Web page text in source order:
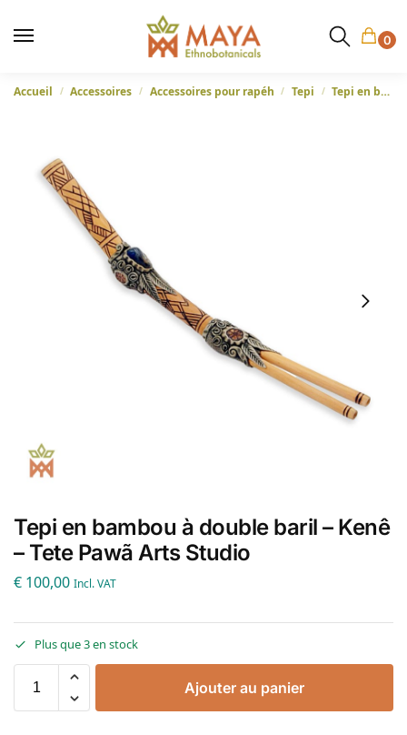
0
Accueil / Accessoires / Accessoires pour rapéh / Tepi / Tepi en bambou à double baril – Kenê – Tete Pawã Arts Studio
Tepi en bambou à double baril – Kenê
– Tete Pawã Arts Studio
€ 100,00 Incl. VAT
Plus que 3 en stock
Ajouter au panier